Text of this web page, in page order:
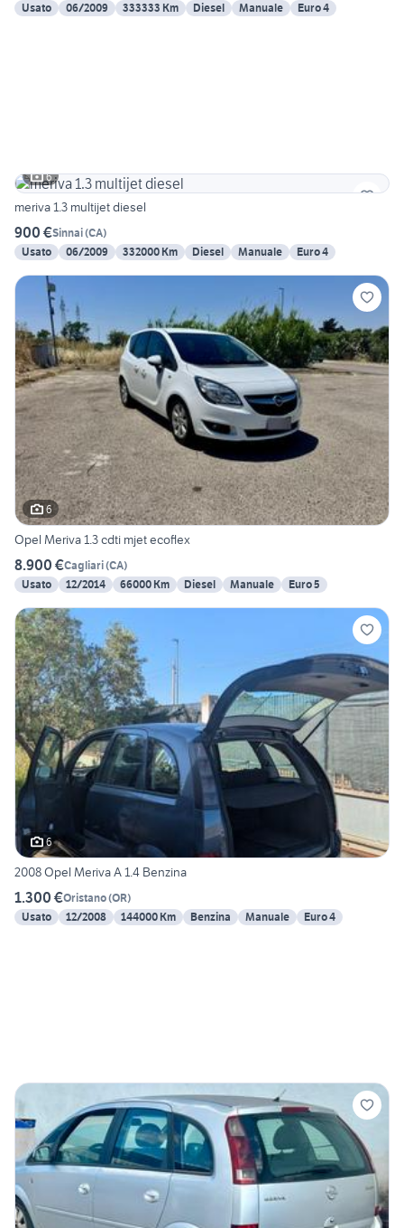
Usato
06/2009 333333 Km Diesel Manuale Euro 4
6
meriva 1.3 multijet diesel
900 €Sinnai(CA)
Usato
06/2009 332000 Km Diesel Manuale Euro 4
6
Opel Meriva 1.3 cdti mjet ecoflex
8.900 €Cagliari(CA)
Usato
12/2014 66000 Km Diesel Manuale Euro 5
6
2008 Opel Meriva A 1.4 Benzina
1.300 €Oristano(OR)
Usato
12/2008 144000 Km Benzina Manuale Euro 4